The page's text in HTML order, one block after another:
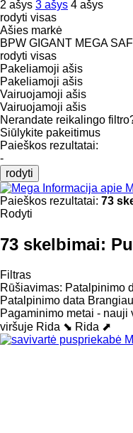
2 ašys 3 ašys 4 ašys
rodyti visas
Ašies markė
BPW GIGANT MEGA SAF
rodyti visas
Pakeliamoji ašis
Pakeliamoji ašis
Vairuojamoji ašis
Vairuojamoji ašis
Nerandate reikalingo
Siūlykite pakeitimus
Paieškos rezultatai:
-
rodyti
Informacija apie
Paieškos rezultatai: 73
Rodyti
73 skelbimai:
Filtras
Rūšiavimas: Patalpinimo
Patalpinimo data
Pagaminimo metai - nauji
viršuje Rida ⬊ Rida ⬈